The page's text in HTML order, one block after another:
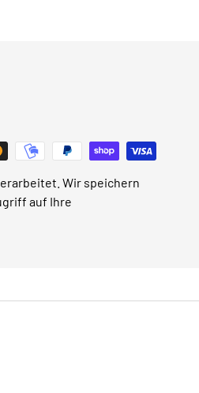
Wir speichern
auf Ihre